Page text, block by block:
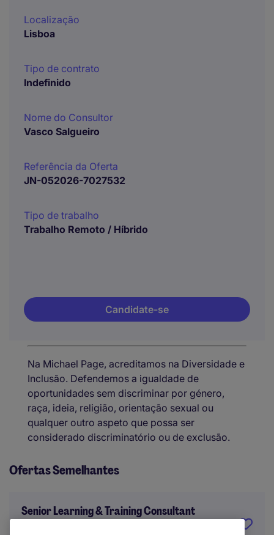
Localização
Lisboa
Tipo de contrato
Indefinido
Nome do Consultor
Vasco Salgueiro
Referência da Oferta
JN-052026-7027532
Tipo de trabalho
Trabalho Remoto / Híbrido
Candidate-se
Na Michael Page, acreditamos na Diversidade e
Inclusão. Defendemos a igualdade de
oportunidades sem discriminar por género,
raça, ideia, religião, orientação sexual ou
qualquer outro aspeto que possa ser
considerado discriminatório ou de exclusão.
Ofertas Semelhantes
Senior Learning & Training Consultant